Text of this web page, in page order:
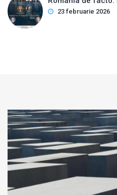
23 februarie 2026